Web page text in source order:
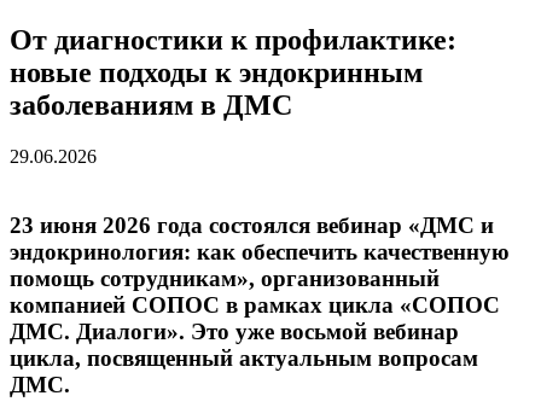
От диагностики к профилактике:
новые подходы к эндокринным
заболеваниям в ДМС
29.06.2026
23 июня 2026 года состоялся вебинар «ДМС и
эндокринология: как обеспечить качественную
помощь сотрудникам», организованный
компанией СОПОС в рамках цикла «СОПОС
ДМС. Диалоги». Это уже восьмой вебинар
цикла, посвященный актуальным вопросам
ДМС.